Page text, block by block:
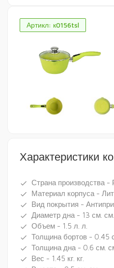
Артикл: к0156tsl
Характеристики
done Страна производства -
done Материал корпуса -
done Вид покрытия -
done Диаметр дна - 13 см. см.
done Объем - 1.5 л. л.
done Толщина бортов - 0.45
done Толщина дна - 0.6 см.
done Вес - 1.45 кг. кг.